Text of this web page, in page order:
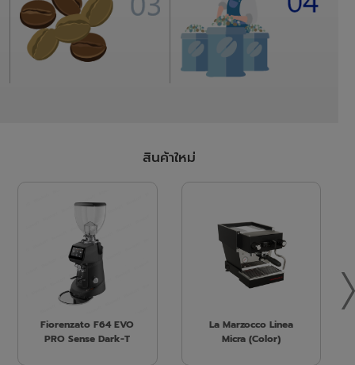
สินค้าใหม่
Fiorenzato F64 EVO
PRO Sense Dark-T
La Marzocco Linea
Micra (Color)